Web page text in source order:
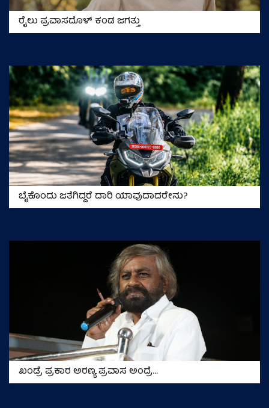
ರೈಲು ಪ್ರವಾಸದೊಳ್‌ ಕಂಡ ಜಗತ್ತು
ಬೈಕೊಂದು ಜತೆಗಿದ್ದರೆ ದಾರಿ ಯಾವುದಾದರೇನು?
ಖಂಡ್ರೆ ಪ್ರಕಾರ ಅರಣ್ಯ ಪ್ರವಾಸ ಅಂದ್ರೆ...